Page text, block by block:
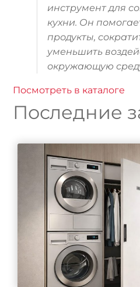
инструмент для
кухни. Он
продукты,
уменьшить
окружающую
Посмотреть в каталоге
Последние